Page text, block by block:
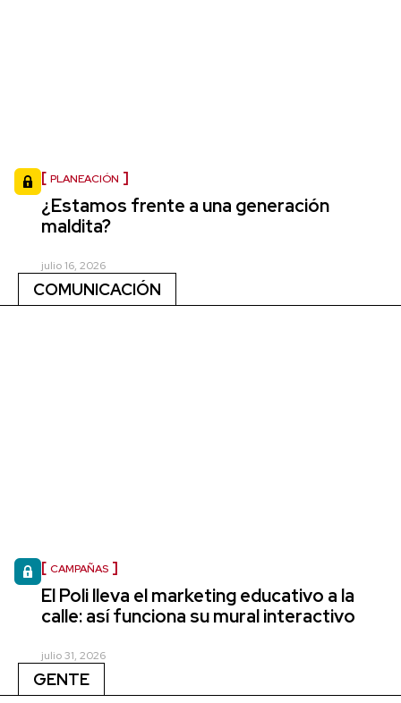
PLANEACIÓN
¿Estamos frente a una generación
maldita?
julio 16, 2026
COMUNICACIÓN
CAMPAÑAS
El Poli lleva el marketing educativo a la
calle: así funciona su mural interactivo
julio 31, 2026
GENTE